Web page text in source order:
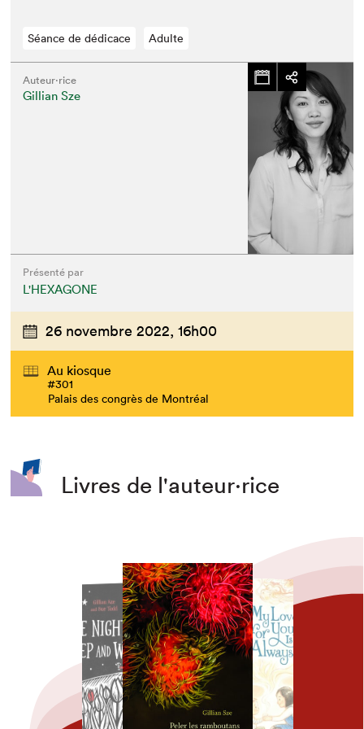
Séance de dédicace Adulte
Auteur·rice
Gillian Sze
Présenté par
L'HEXAGONE
26 novembre 2022, 16h00
Au kiosque
#301
Palais des congrès de Montréal
Livres de l'auteur·rice